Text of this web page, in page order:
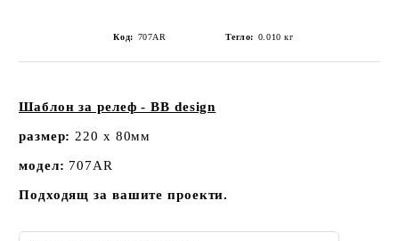
Код: 707AR Тегло: 0.010 кг
Шаблон за релеф - BB design
размер: 220 х 80мм
модел: 707AR
Подходящ за вашите проекти.